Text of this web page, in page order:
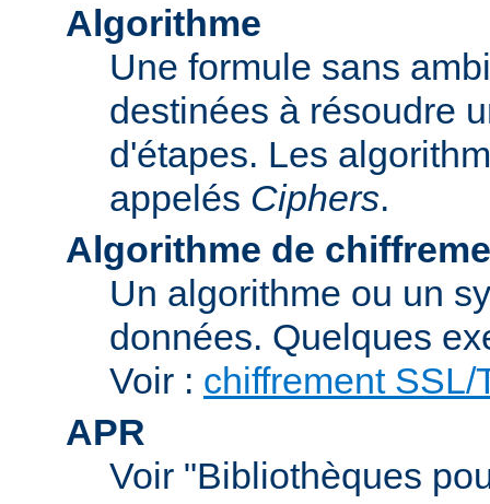
Algorithme
Une formule sans
destinées à résoudre
d'étapes. Les
appelés Ciphers.
Algorithme de
Un algorithme ou un
données. Quelques
Voir : chiffrement SSL/
APR
Voir "Bibliothèques